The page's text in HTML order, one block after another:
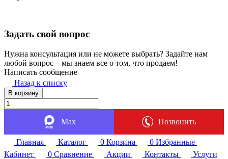
Задать свой вопрос
Нужна консультация или не можете выбрать? Задайте нам
любой вопрос – мы знаем все о том, что продаем!
Написать сообщение
Назад к списку
В корзину
Max Позвонить
Главная Каталог 0 Корзина 0 Избранные
Кабинет
0 Сравнение Акции Контакты
Услуги